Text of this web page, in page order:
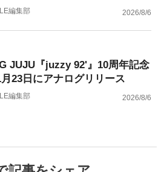
編集部 2026/8/6
JUJU『juzzy 92'』10周年記念
23日にアナログリリース
編集部 2026/8/6